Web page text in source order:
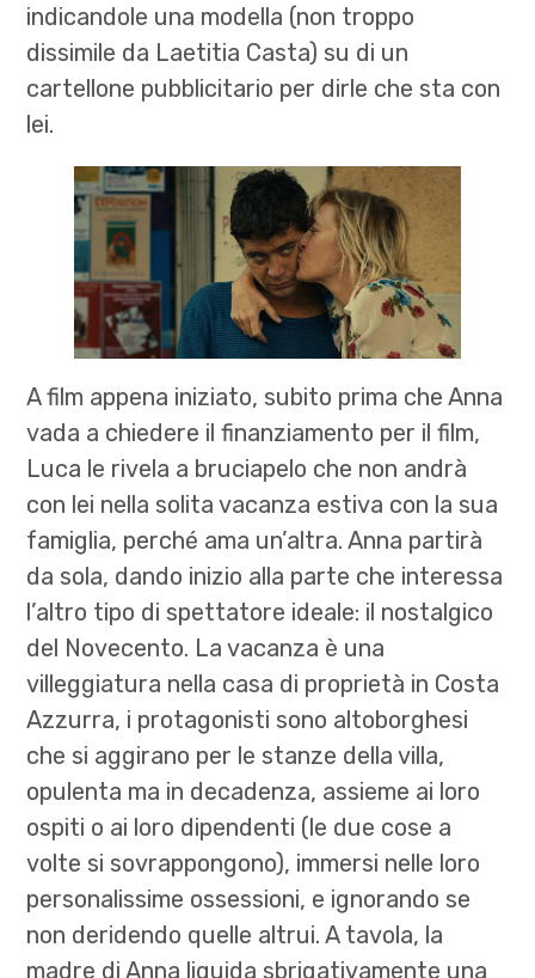
indicandole una modella (non troppo
dissimile da Laetitia Casta) su di un
cartellone pubblicitario per dirle che sta con
lei.
A film appena iniziato, subito prima che Anna
vada a chiedere il finanziamento per il film,
Luca le rivela a bruciapelo che non andrà
con lei nella solita vacanza estiva con la sua
famiglia, perché ama un’altra. Anna partirà
da sola, dando inizio alla parte che interessa
l’altro tipo di spettatore ideale: il nostalgico
del Novecento. La vacanza è una
villeggiatura nella casa di proprietà in Costa
Azzurra, i protagonisti sono altoborghesi
che si aggirano per le stanze della villa,
opulenta ma in decadenza, assieme ai loro
ospiti o ai loro dipendenti (le due cose a
volte si sovrappongono), immersi nelle loro
personalissime ossessioni, e ignorando se
non deridendo quelle altrui. A tavola, la
madre di Anna liquida sbrigativamente una